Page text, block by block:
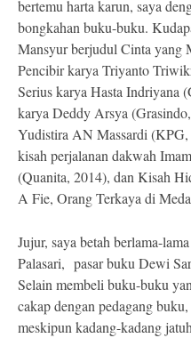
bertemu harta karun, saya
bongkahan buku-buku.
Mansyur berjudul Cinta yang
Pencibir karya Triyanto
Serius karya Hasta Indriyana
karya Deddy Arsya
Yudistira AN Massardi
kisah perjalanan dakwah
(Quanita, 2014), dan Kisah
A Fie, Orang Terkaya di
Jujur, saya betah berlama-
Palasari, pasar buku Dewi
Selain membeli buku-buku
cakap dengan pedagang
meskipun kadang-kadang